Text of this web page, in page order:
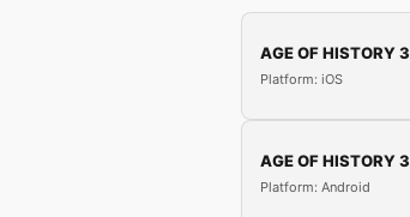
AGE OF HISTORY 3
Platform: iOS
AGE OF HISTORY 3
Platform: Android